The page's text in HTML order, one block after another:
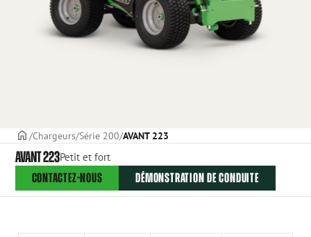
PAGE DE COUVERTURE
Chargeurs Série 200 AVANT 223
AVANT 223Petit et fort
CONTACTEZ-NOUS DÉMONSTRATION DE CONDUITE